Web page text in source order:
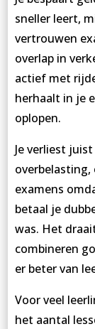
sneller leert,
vertrouwen
overlap in
actief met
herhaalt in je
oplopen.
Je verliest
examens
betaal je
was. Het
combineren
er beter van
Voor veel
het aantal